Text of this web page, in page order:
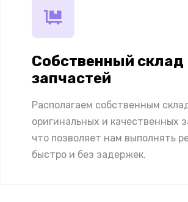
Собственный склад
запчастей
Располагаем собственным
оригинальных и качественных
что позволяет нам выполнять
быстро и без задержек.